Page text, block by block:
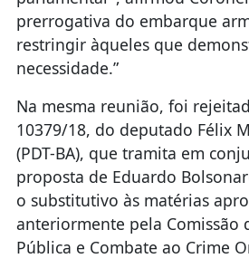
prerrogativa do embarque
restringir àqueles que
necessidade.”
Na mesma reunião, foi
10379/18, do deputado Félix
(PDT-BA), que tramita em
proposta de Eduardo
o substitutivo às matérias
anteriormente pela Comissão
Pública e Combate ao Crime